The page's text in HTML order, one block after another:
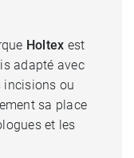
Holtex est
adapté avec
incisions ou
sa place
et les